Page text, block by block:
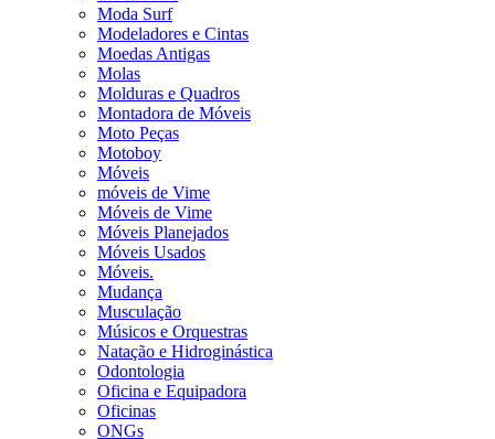
Moda Surf
Modeladores e Cintas
Moedas Antigas
Molas
Molduras e Quadros
Montadora de Móveis
Moto Peças
Motoboy
Móveis
móveis de Vime
Móveis de Vime
Móveis Planejados
Móveis Usados
Móveis.
Mudança
Musculação
Músicos e Orquestras
Natação e Hidroginástica
Odontologia
Oficina e Equipadora
Oficinas
ONGs